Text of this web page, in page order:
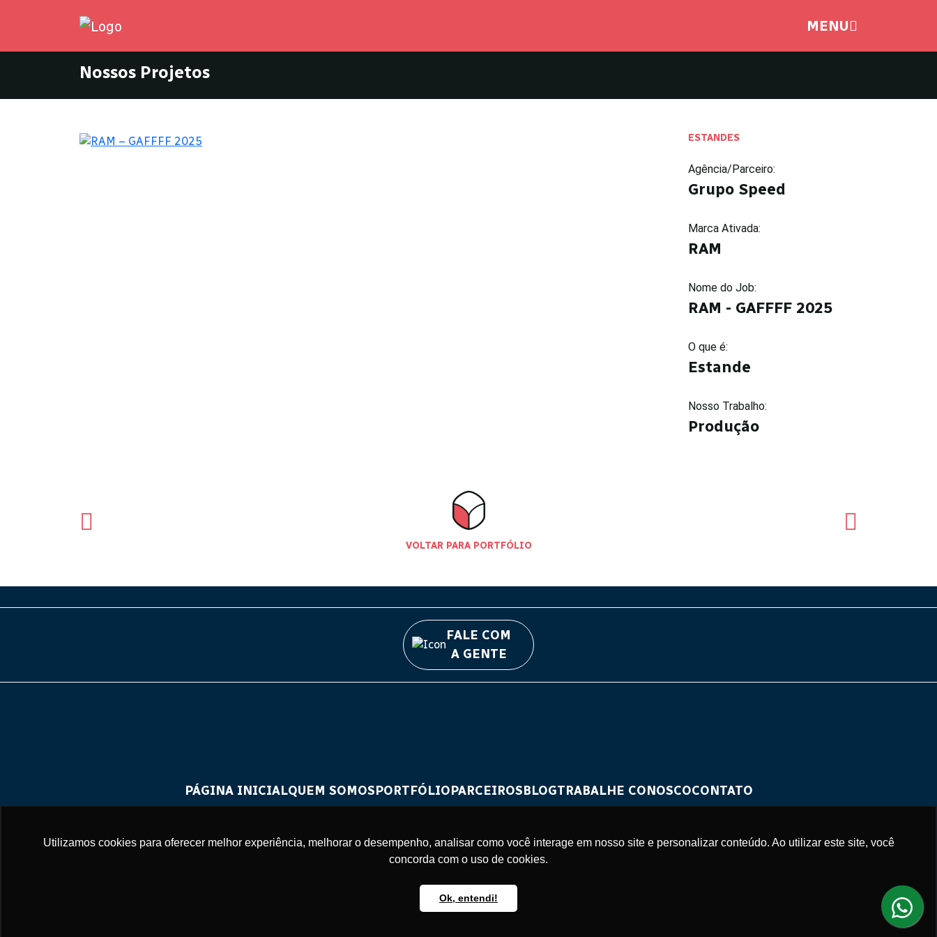
Utilizamos cookies para oferecer melhor experiência, melhorar o desempenho, analisar como você interage em nosso site e personalizar conteúdo. Ao utilizar este site, você
concorda com o uso de cookies.
Ok, entendi!
MENU
Nossos Projetos
ESTANDES
Agência/Parceiro:
Grupo Speed
Marca Ativada:
RAM
Nome do Job:
RAM - GAFFFF 2025
O que é:
Estande
Nosso Trabalho:
Produção
VOLTAR PARA PORTFÓLIO
FALE COM
A GENTE
PÁGINA INICIALQUEM SOMOSPORTFÓLIOPARCEIROSBLOGTRABALHE CONOSCOCONTATO